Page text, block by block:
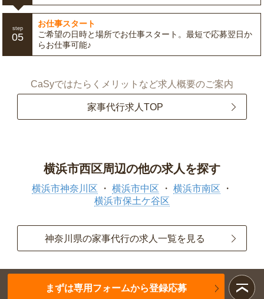
step
05
お仕事スタート
ご希望の日時と場所でお仕事スタート。最短で応募翌日か
らお仕事可能♪
CaSyではたらくメリットなど求人概要のご案内
家事代行求人TOP
横浜市西区周辺の他の求人を探す
横浜市神奈川区 横浜市中区
横浜市南区
横浜市保土ケ谷区
神奈川県の家事代行の求人一覧を見る
まずは専用フォームから登録応募